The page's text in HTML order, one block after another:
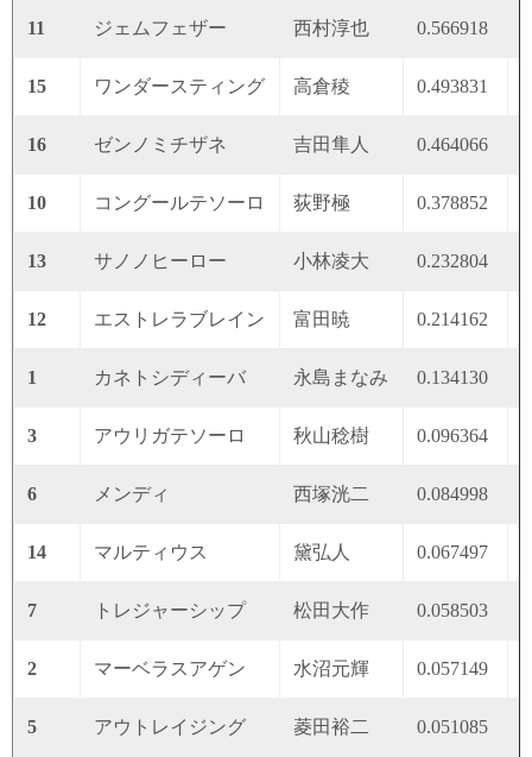
11 ジェムフェザー 西村淳也 0.566918
15 ワンダースティング 高倉稜 0.493831
16 ゼンノミチザネ 吉田隼人 0.464066
10 コングールテソーロ 荻野極 0.378852
13 サノノヒーロー 小林凌大 0.232804
12 エストレラブレイン 富田暁 0.214162
1 カネトシディーバ 永島まなみ 0.134130
3 アウリガテソーロ 秋山稔樹 0.096364
6 メンディ 西塚洸二 0.084998
14 マルティウス 黛弘人 0.067497
7 トレジャーシップ 松田大作 0.058503
2 マーベラスアゲン 水沼元輝 0.057149
5 アウトレイジング 菱田裕二 0.051085